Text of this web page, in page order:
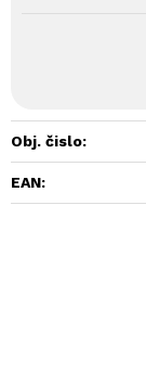
Obj. čislo:
EAN: